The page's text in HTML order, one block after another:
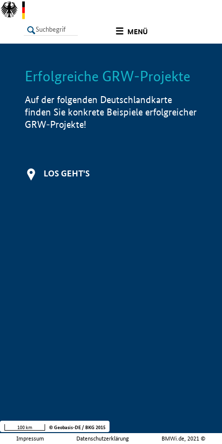
MENÜ
LISTE Info
Erfolgreiche GRW-Projekte
Auf der folgenden Deutschlandkarte
finden Sie konkrete Beispiele erfolgreicher
GRW-Projekte!
LOS GEHT'S
Impressum Datenschutzerklärung BMWi.de, 2021 ©
100 km © Geobasis-DE / BKG 2015